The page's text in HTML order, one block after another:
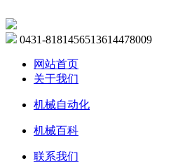
0431-8181456513614478009
网站首页
关于我们
机械自动化
机械百科
联系我们